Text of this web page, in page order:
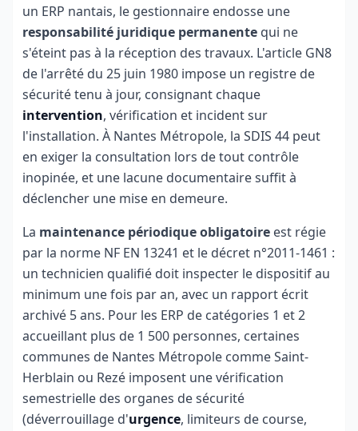
un ERP nantais, le gestionnaire endosse une
responsabilité juridique permanente qui ne
s'éteint pas à la réception des travaux. L'article GN8
de l'arrêté du 25 juin 1980 impose un registre de
sécurité tenu à jour, consignant chaque
intervention, vérification et incident sur
l'installation. À Nantes Métropole, la SDIS 44 peut
en exiger la consultation lors de tout contrôle
inopinée, et une lacune documentaire suffit à
déclencher une mise en demeure.
La maintenance périodique obligatoire est régie
par la norme NF EN 13241 et le décret n°2011-1461 :
un technicien qualifié doit inspecter le dispositif au
minimum une fois par an, avec un rapport écrit
archivé 5 ans. Pour les ERP de catégories 1 et 2
accueillant plus de 1 500 personnes, certaines
communes de Nantes Métropole comme Saint-
Herblain ou Rezé imposent une vérification
semestrielle des organes de sécurité
(déverrouillage d'urgence, limiteurs de course,